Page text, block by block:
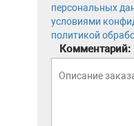
персональных
условиями
политикой
Комментарий: